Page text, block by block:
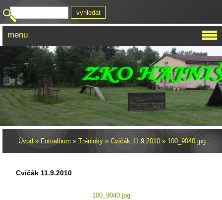
Úvod » Fotoalbum » Tréninky » Cvičák 11.9.2010 » 100_9040.jpg
Cvičák 11.9.2010
100_9040.jpg
menu